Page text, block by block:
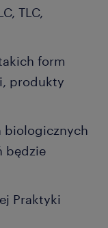
TLC,
form
produkty
biologicznych
będzie
Praktyki